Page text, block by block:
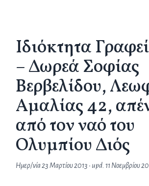
Ιδιόκτητα
– Δωρεά Σοφίας
Βερβελίδου,
Αμαλίας 42,
από τον ναό του
Ολυμπίου Διός
Ημερ/νία23 Μαρτίου 2013 • upd. 11 Νοεμβρίου